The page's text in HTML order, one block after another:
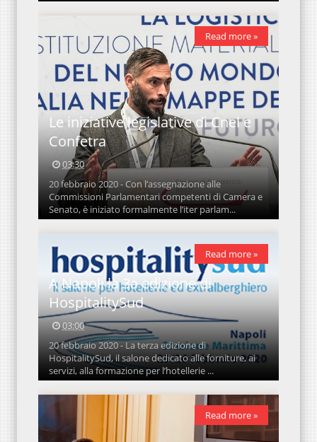
Le iniziative legislative di Cnel e
Confetra
03:30
20 febbraio 2020 - Con l’assegnazione alle
Commissioni Parlamentari competenti di Camera e
Senato, è iniziato formalmente l’iter parlam...
Read more »
A Napoli la 3a edizione di
HospitalitySud
03:00
20 febbraio 2020 - La terza edizione di
HospitalitySud, il salone dedicato alle forniture, ai
servizi, alla formazione per l’hotellerie ...
Read more »
Read more »